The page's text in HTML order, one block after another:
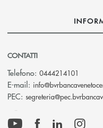
CONTATTI
Telefono: 0444214101
E-mail:
PEC: